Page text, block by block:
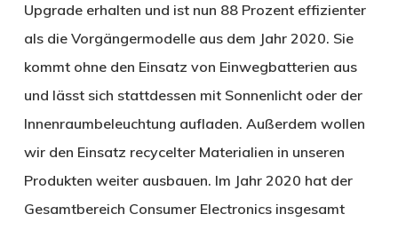
Upgrade erhalten und ist nun 88 Prozent effizienter
als die Vorgängermodelle aus dem Jahr 2020. Sie
kommt ohne den Einsatz von Einwegbatterien aus
und lässt sich stattdessen mit Sonnenlicht oder der
Innenraumbeleuchtung aufladen. Außerdem wollen
wir den Einsatz recycelter Materialien in unseren
Produkten weiter ausbauen. Im Jahr 2020 hat der
Gesamtbereich Consumer Electronics insgesamt